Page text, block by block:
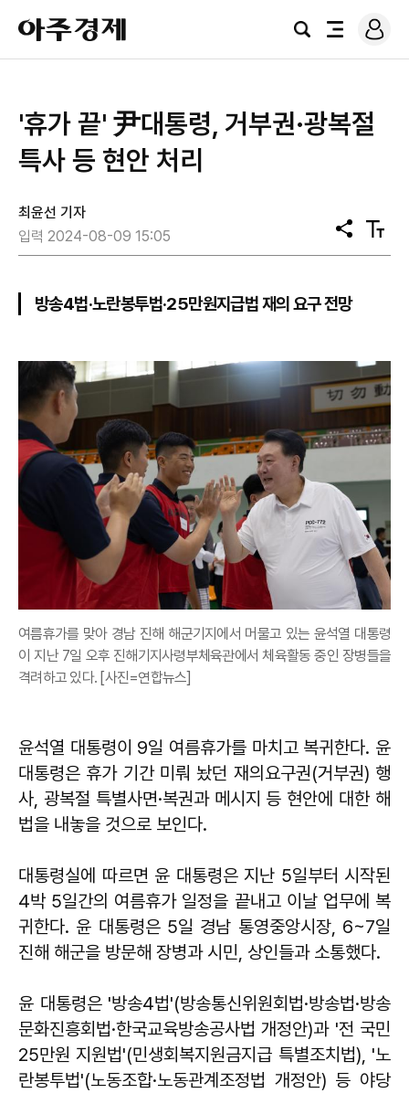
아
주
경
검
전
로
그
'휴가 끝' 尹대통령, 거부권·광복절
특사 등 현안 처리
최윤선 기자
입력 2024-08-09 15:05
공
유
텍
스
방송4법·노란봉투법·25만원지급법 재의 요구 전망
여름휴가를 맞아 경남 진해 해군기지에서 머물고 있는 윤석열 대통령
이 지난 7일 오후 진해기지사령부체육관에서 체육활동 중인 장병들을
격려하고 있다. [사진=연합뉴스]
윤석열 대통령이 9일 여름휴가를 마치고 복귀한다. 윤
대통령은 휴가 기간 미뤄 놨던 재의요구권(거부권) 행
사, 광복절 특별사면·복권과 메시지 등 현안에 대한 해
법을 내놓을 것으로 보인다.
대통령실에 따르면 윤 대통령은 지난 5일부터 시작된
4박 5일간의 여름휴가 일정을 끝내고 이날 업무에 복
귀한다. 윤 대통령은 5일 경남 통영중앙시장, 6~7일
진해 해군을 방문해 장병과 시민, 상인들과 소통했다.
윤 대통령은 '방송4법'(방송통신위원회법·방송법·방송
문화진흥회법·한국교육방송공사법 개정안)과 '전 국민
25만원 지원법'(민생회복지원금지급 특별조치법), '노
란봉투법'(노동조합·노동관계조정법 개정안) 등 야당